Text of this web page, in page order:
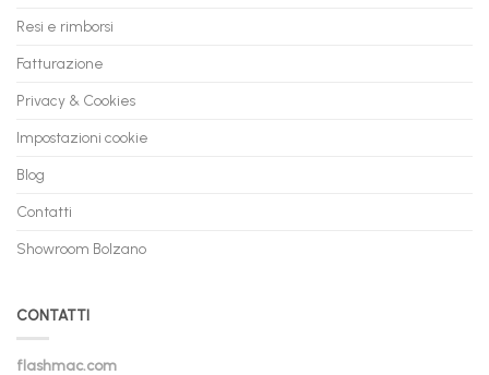
Resi e rimborsi
Fatturazione
Privacy & Cookies
Impostazioni cookie
Blog
Contatti
Showroom Bolzano
CONTATTI
flashmac.com